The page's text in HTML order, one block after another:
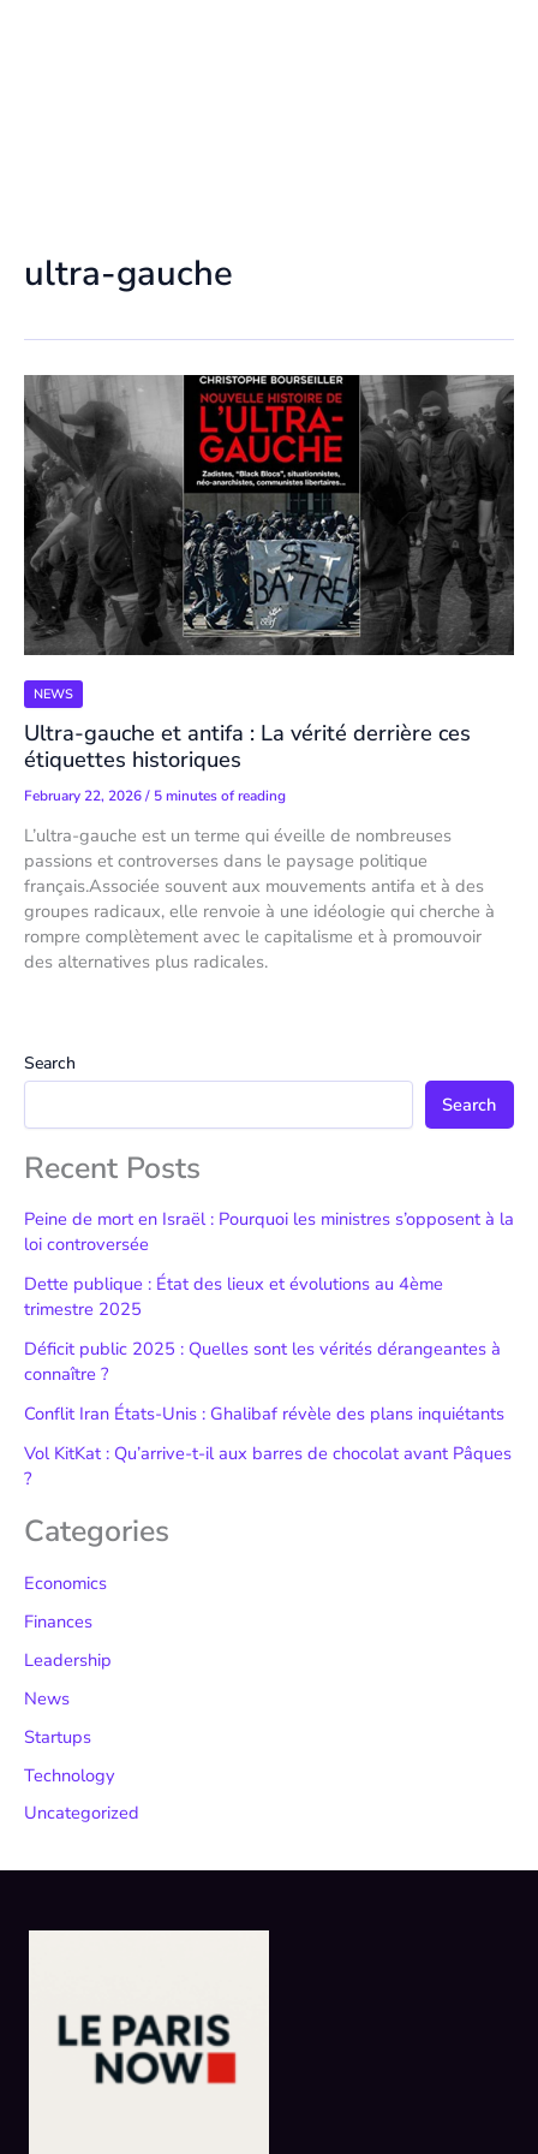
ultra-gauche
NEWS
Ultra-gauche et antifa : La vérité derrière ces
étiquettes historiques
February 22, 2026/ 5 minutes of reading
L’ultra-gauche est un terme qui éveille de nombreuses
passions et controverses dans le paysage politique
français.Associée souvent aux mouvements antifa et à des
groupes radicaux, elle renvoie à une idéologie qui cherche à
rompre complètement avec le capitalisme et à promouvoir
des alternatives plus radicales.
Search
Search
Recent Posts
Peine de mort en Israël : Pourquoi les ministres s’opposent à la
loi controversée
Dette publique : État des lieux et évolutions au 4ème
trimestre 2025
Déficit public 2025 : Quelles sont les vérités dérangeantes à
connaître ?
Conflit Iran États-Unis : Ghalibaf révèle des plans inquiétants
Vol KitKat : Qu’arrive-t-il aux barres de chocolat avant Pâques
?
Categories
Economics
Finances
Leadership
News
Startups
Technology
Uncategorized